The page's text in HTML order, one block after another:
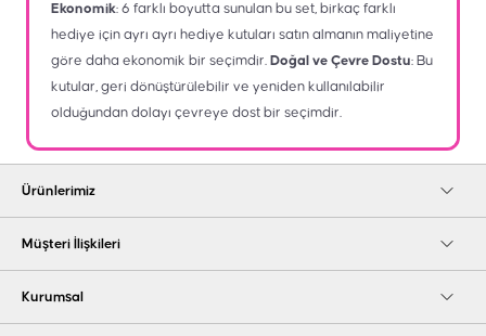
Ekonomik: 6 farklı boyutta sunulan bu set, birkaç farklı
hediye için ayrı ayrı hediye kutuları satın almanın maliyetine
göre daha ekonomik bir seçimdir. Doğal ve Çevre Dostu: Bu
kutular, geri dönüştürülebilir ve yeniden kullanılabilir
olduğundan dolayı çevreye dost bir seçimdir.
Ürünlerimiz
Müşteri İlişkileri
Kurumsal